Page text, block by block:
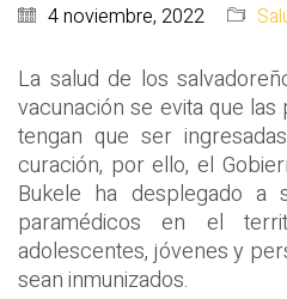
4 noviembre, 2022
La salud de los
vacunación se evita que
tengan que ser
curación, por ello, el
Bukele ha desplegado a
paramédicos en el
adolescentes, jóvenes y
sean inmunizados.